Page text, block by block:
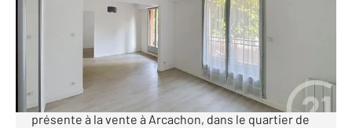
Appartement F2 à vendre
349 000 €
[Appartement T2 refait à neuf à deux pas de la plage
Péreire] CENTURY 21 Duprat & Associés vous
présente à la vente à Arcachon, dans le quartier de